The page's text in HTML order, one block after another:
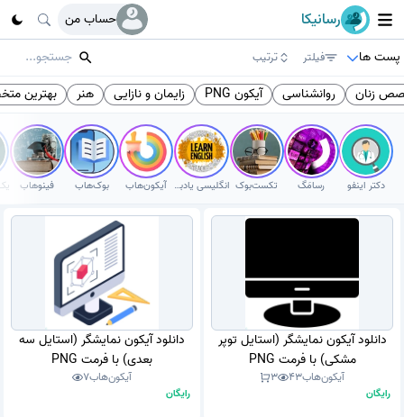
رسانیکا
حساب من
پست ها
فیلتر ترتیب
زنان روانشناسی آیکون PNG زایمان و نازایی هنر بهترین
دکتر اینفو رسامَگ تکست‌بوک انگلیسی یادبگیر آیکون‌هاب بوک‌هاب فینوهاب
دانلود آیکون نمایشگر (استایل توپر
مشکی) با فرمت PNG
آیکون‌هاب43
3
رایگان
دانلود آیکون نمایشگر (استایل سه
بعدی) با فرمت PNG
آیکون‌هاب7
رایگان